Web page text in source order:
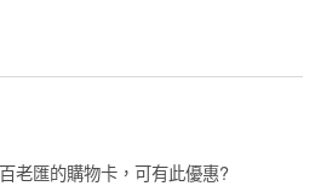
老匯的購物卡，可有此優惠?